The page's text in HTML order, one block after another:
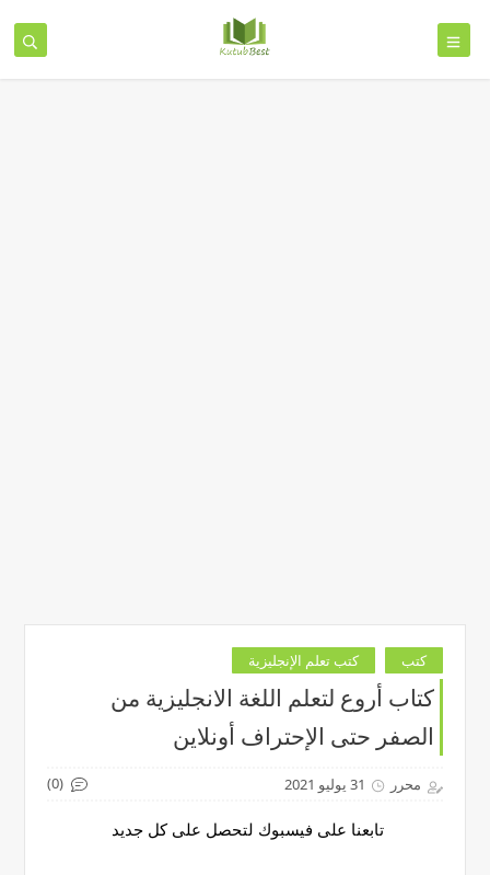
كتب كتب تعلم الإنجليزية
كتاب أروع لتعلم اللغة الانجليزية من
الصفر حتى الإحتراف أونلاين
محرر 31 يوليو 2021 (0)
تابعنا على فيسبوك لتحصل على كل جديد